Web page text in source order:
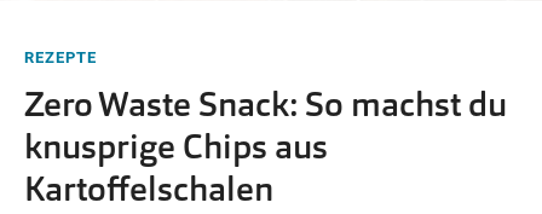
Wegbeschreibung
REZEPTE
Zero Waste Snack: So machst du
knusprige Chips aus
Kartoffelschalen